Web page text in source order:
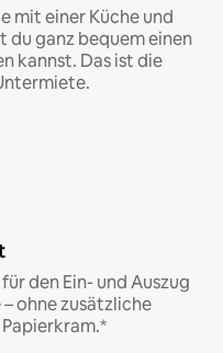
mit einer Küche und
ganz bequem einen
kannst. Das ist die
den Ein- und Auszug
ohne zusätzliche